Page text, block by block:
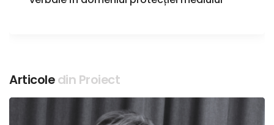
Articoledin Proiect